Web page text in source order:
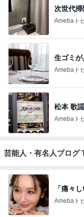
次世代掃
Amebaト
生ゴミ
Amebaト
松本 歌
Amebaト
芸能人・有名人ブログ
「痛々
Amebaト